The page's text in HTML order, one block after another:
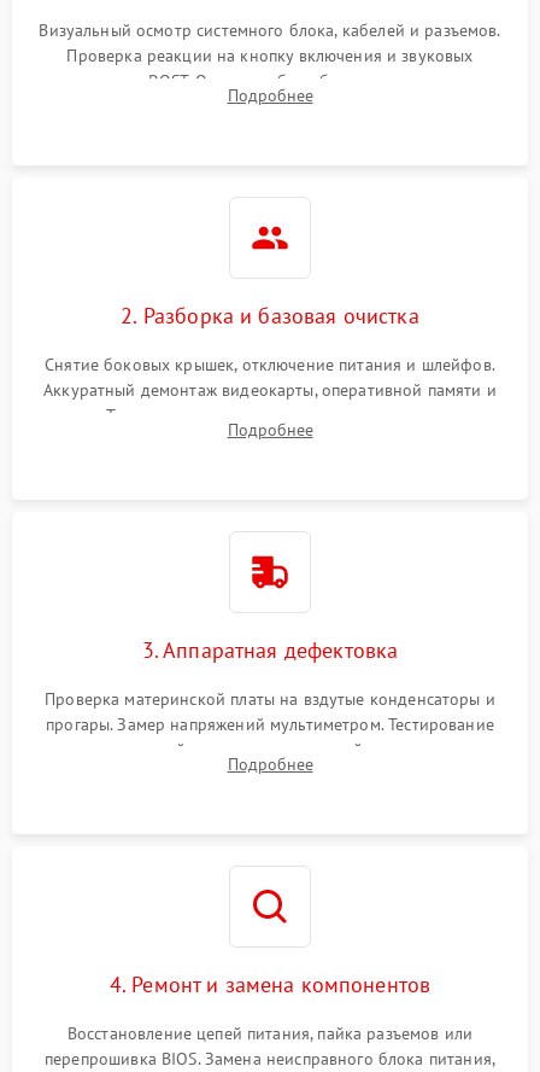
Не распознается USB-порт 1300 ₽ Подробнее →
Визуальный осмотр системного блока, кабелей и разъемов.
Проверка реакции на кнопку включения и звуковых
сигналов POST. Оценка работы блока питания для
локализации базовых неисправностей без полного разбора.
Подробнее
2. Разборка и базовая очистка
Снятие боковых крышек, отключение питания и шлейфов.
Аккуратный демонтаж видеокарты, оперативной памяти и
кулеров. Тщательная очистка корпуса и радиаторов от пыли
с помощью сжатого воздуха для предотвращения
Подробнее
3. Аппаратная дефектовка
Проверка материнской платы на вздутые конденсаторы и
прогары. Замер напряжений мультиметром. Тестирование
оперативной памяти и накопителей с помощью
диагностического ПО для выявления сбойных секторов и
Подробнее
4. Ремонт и замена компонентов
Восстановление цепей питания, пайка разъемов или
перепрошивка BIOS. Замена неисправного блока питания,